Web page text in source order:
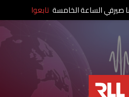
صيرفي الساعة الخامسة تابعوا